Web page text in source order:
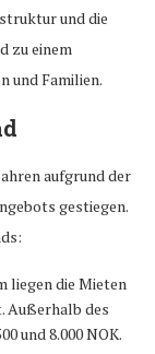
und die
zu einem
und Familien.
aufgrund der
gestiegen.
liegen die Mieten
Außerhalb des
und 8.000 NOK.